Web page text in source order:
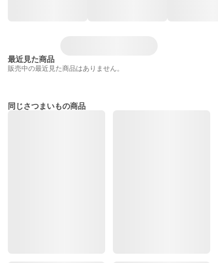
最近見た商品
販売中の最近見た商品はありません。
同じさつまいもの商品